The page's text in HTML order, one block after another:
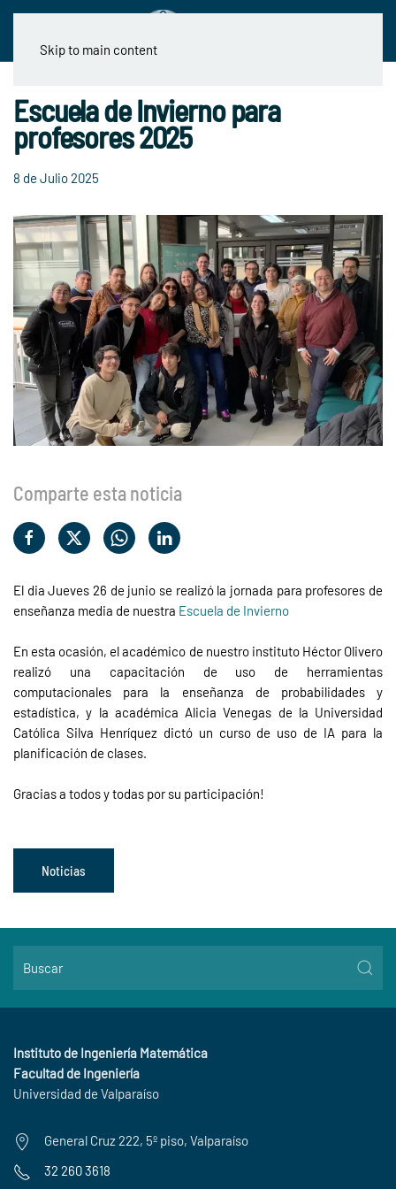
Skip to main content
Escuela de Invierno para
profesores 2025
8 de Julio 2025
Comparte esta noticia
El dia Jueves 26 de junio se realizó la jornada para profesores de
enseñanza media de nuestra Escuela de Invierno
En esta ocasión, el académico de nuestro instituto Héctor Olivero
realizó una capacitación de uso de herramientas
computacionales para la enseñanza de probabilidades y
estadística, y la académica Alicia Venegas de la Universidad
Católica Silva Henríquez dictó un curso de uso de IA para la
planificación de clases.
Gracias a todos y todas por su participación!
Noticias
Instituto de Ingeniería Matemática
Facultad de Ingeniería
Universidad de Valparaíso
General Cruz 222, 5º piso, Valparaíso
32 260 3618